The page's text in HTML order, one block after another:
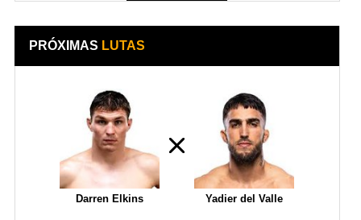
PRÓXIMAS LUTAS
Darren Elkins Yadier del Valle